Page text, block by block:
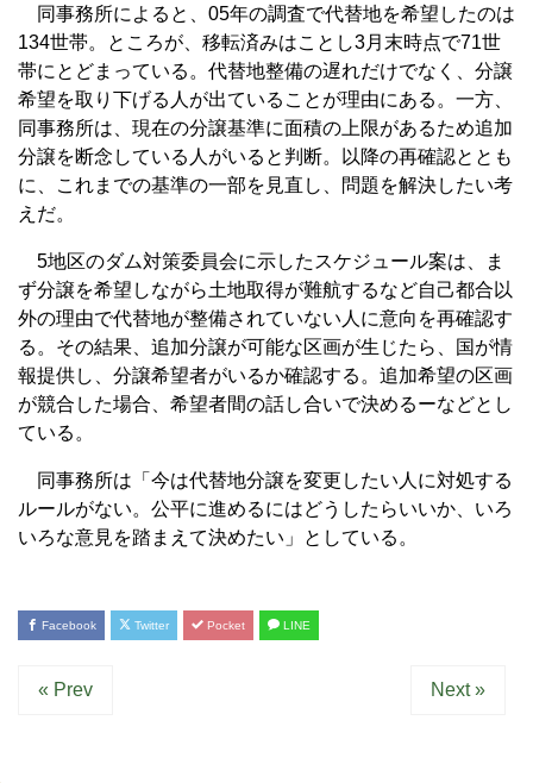
同事務所によると、05年の調査で代替地を希望したのは
134世帯。ところが、移転済みはことし3月末時点で71世
帯にとどまっている。代替地整備の遅れだけでなく、分譲
希望を取り下げる人が出ていることが理由にある。一方、
同事務所は、現在の分譲基準に面積の上限があるため追加
分譲を断念している人がいると判断。以降の再確認ととも
に、これまでの基準の一部を見直し、問題を解決したい考
えだ。
5地区のダム対策委員会に示したスケジュール案は、ま
ず分譲を希望しながら土地取得が難航するなど自己都合以
外の理由で代替地が整備されていない人に意向を再確認す
る。その結果、追加分譲が可能な区画が生じたら、国が情
報提供し、分譲希望者がいるか確認する。追加希望の区画
が競合した場合、希望者間の話し合いで決めるーなどとし
ている。
同事務所は「今は代替地分譲を変更したい人に対処する
ルールがない。公平に進めるにはどうしたらいいか、いろ
いろな意見を踏まえて決めたい」としている。
Facebook Twitter Pocket LINE
« Prev Next »